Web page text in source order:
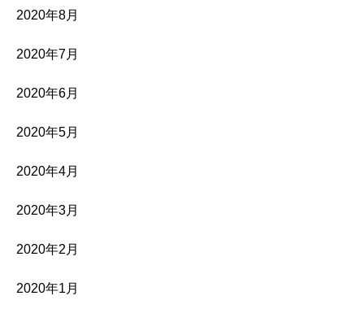
2020年8月
2020年7月
2020年6月
2020年5月
2020年4月
2020年3月
2020年2月
2020年1月